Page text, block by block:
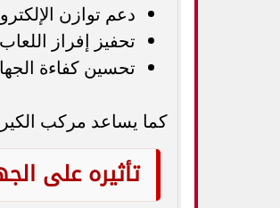
دعم توازن
تحفيز إفراز
تحسين كفاءة
كما يساعد مركب
تأثيره على